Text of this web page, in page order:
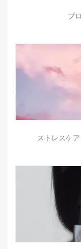
ブ
ストレスケ